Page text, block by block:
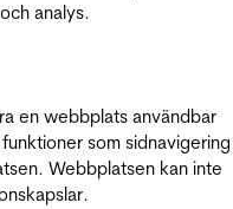
analys.
en webbplats användbar
som
Webbplatsen kan inte